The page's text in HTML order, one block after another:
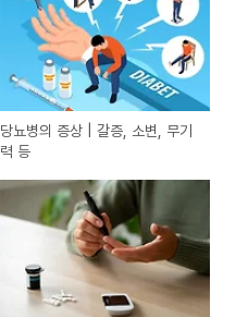
당뇨병의 증상 | 갈증, 소변, 무기
력 등